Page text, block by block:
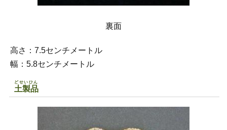
裏面
高さ：7.5センチメートル
幅：5.8センチメートル
土製品
どせいひん